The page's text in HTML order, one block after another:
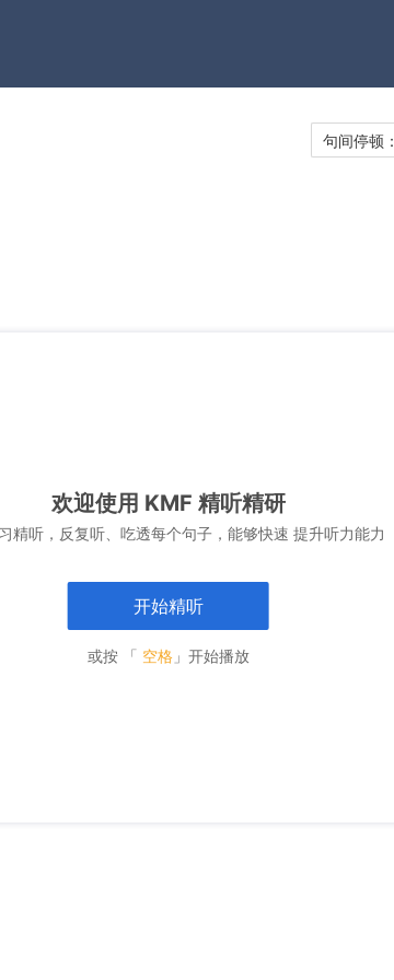
句间停顿：
欢迎使用 KMF 精听精研
精听，反复听、吃透每个句子，能够快速 提升听力能力
开始精听
或按 「 空格 」开始播放